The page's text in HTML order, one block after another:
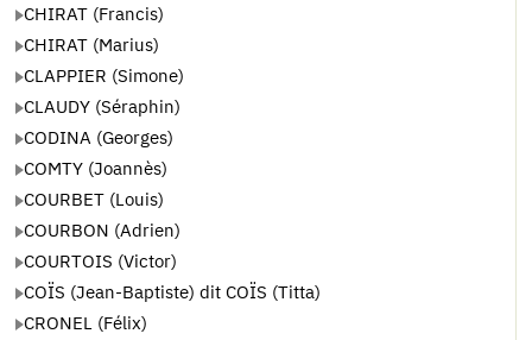
CHIRAT (Francis)
CHIRAT (Marius)
CLAPPIER (Simone)
CLAUDY (Séraphin)
CODINA (Georges)
COMTY (Joannès)
COURBET (Louis)
COURBON (Adrien)
COURTOIS (Victor)
COÏS (Jean-Baptiste) dit COÏS (Titta)
CRONEL (Félix)